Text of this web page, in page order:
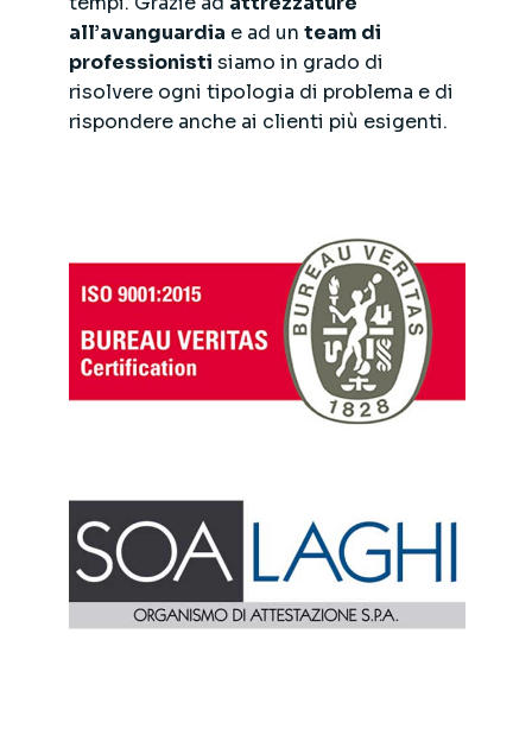
all’avanguardia e ad unteam di
professionisti siamo in grado di
risolvere ogni tipologia di problema e di
rispondere anche ai clienti più esigenti.